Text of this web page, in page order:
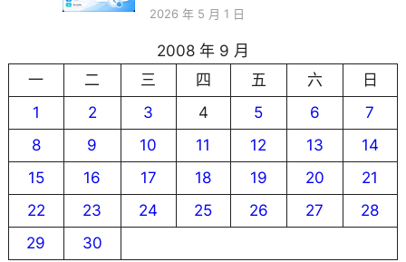
2026 年 5 月 1 日
2008 年 9 月
一
二 三 四 五 六
日
1
2 3 4 5 6
7
8
9 10 11 12 13
14
15
16 17 18 19 20
21
22
23 24 25 26 27
28
29
30